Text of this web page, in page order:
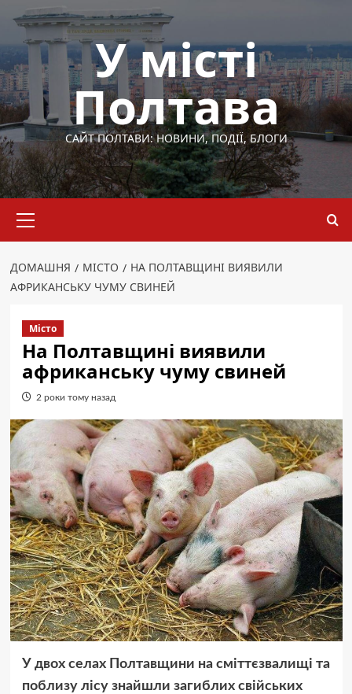
Перейти
вмісту
У місті
Полтава
САЙТ ПОЛТАВИ: НОВИНИ, ПОДІЇ, БЛОГИ
меню
ДОМАШНЯ МІСТО
НА ПОЛТАВЩИНІ ВИЯВИЛИ
АФРИКАНСЬКУ ЧУМУ СВИНЕЙ
Місто
На Полтавщині виявили
африканську чуму свиней
2 роки тому назад
У двох селах Полтавщини на сміттєзвалищі та
поблизу лісу знайшли загиблих свійських